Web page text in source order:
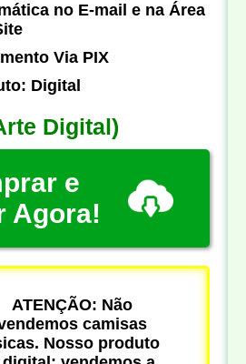
no E-mail e na Área
Via PIX
Digital
Digital)
e
Agora!
ATENÇÃO: Não
camisas
Nosso produto